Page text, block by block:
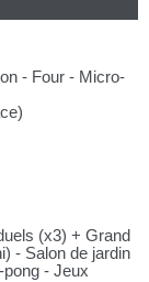
- Four - Micro-
(x3) + Grand
- Salon de jardin
pong - Jeux